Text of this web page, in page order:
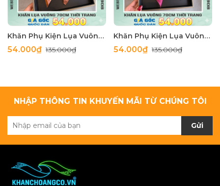
Khăn Phụ Kiện Lụa Vuông 70cm - Thế Giới Khăn Đẹp C1062_4
54.000₫135.000₫
Khăn Phụ Kiện Lụa Vuông 70cm - Thế Giới Khăn Đẹp C1062_3
54.000₫135.000₫
NHẬP THÔNG TIN KHUYẾN MÃI TỪ CHÚNG TÔI
Gửi